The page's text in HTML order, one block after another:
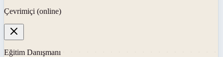
Çevrimiçi (online)
Eğitim Danışmanı